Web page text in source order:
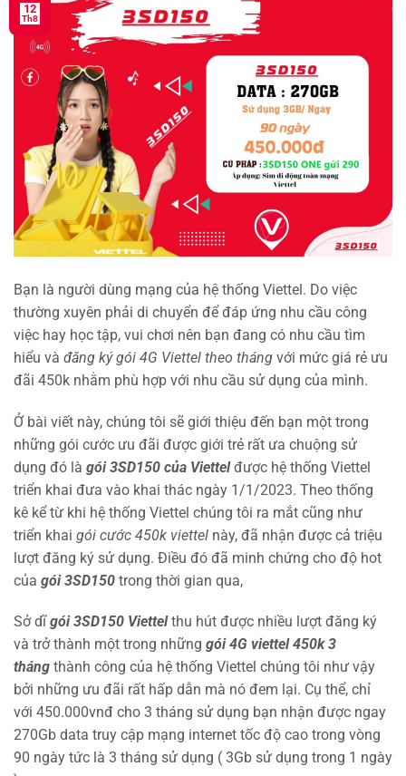
12
Th8
Bạn là người dùng mạng của hệ thống Viettel. Do việc
thường xuyên phải di chuyển để đáp ứng nhu cầu công
việc hay học tập, vui chơi nên bạn đang có nhu cầu tìm
hiểu và đăng ký gói 4G Viettel theo tháng với mức giá rẻ ưu
đãi 450k nhằm phù hợp với nhu cầu sử dụng của mình.
Ở bài viết này, chúng tôi sẽ giới thiệu đến bạn một trong
những gói cước ưu đãi được giới trẻ rất ưa chuộng sử
dụng đó là gói 3SD150 của Viettelđược hệ thống Viettel
triển khai đưa vào khai thác ngày 1/1/2023. Theo thống
kê kể từ khi hệ thống Viettel chúng tôi ra mắt cũng như
triển khai gói cước 450k viettel này, đã nhận được cả triệu
lượt đăng ký sử dụng. Điều đó đã minh chứng cho độ hot
của gói 3SD150 trong thời gian qua,
Sở dĩgói 3SD150 Viettelthu hút được nhiều lượt đăng ký
và trở thành một trong những gói 4G viettel 450k 3
tháng thành công của hệ thống Viettel chúng tôi như vậy
bởi những ưu đãi rất hấp dẫn mà nó đem lại. Cụ thể, chỉ
với 450.000vnđ cho 3 tháng sử dụng bạn nhận được ngay
270Gb data truy cập mạng internet tốc độ cao trong vòng
90 ngày tức là 3 tháng sử dụng ( 3Gb sử dụng trong 1 ngày